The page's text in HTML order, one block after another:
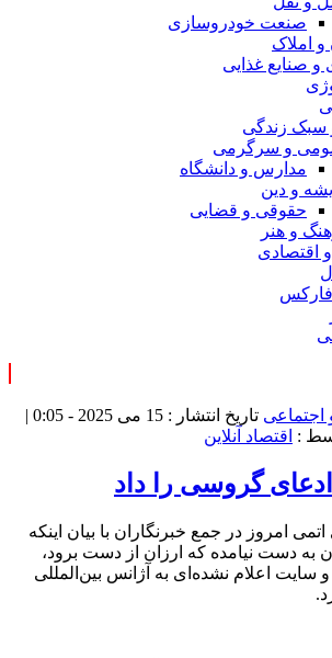
صنعت خودروسازی
املاک
و صنایع غذایی
سبک زندگی
و سرگرمی
مدارس و دانشگاه
و دین
حقوقی و قضایی
و هنر
اقتصادی
تاریخ انتشار : 15 می 2025 - 0:05 |
: اقتصاد آنلاین
گروسی را داد
امروز در جمع خبرنگاران با بیان اینکه
به دست نیامده که ارزان از دست برود،
اعلام نشده‌ای به آژانس بین‌المللی